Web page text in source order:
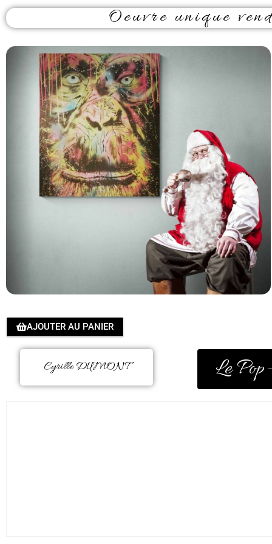
Oeuvre unique
AJOUTER AU PANIER
Cyrille DUMONT Le